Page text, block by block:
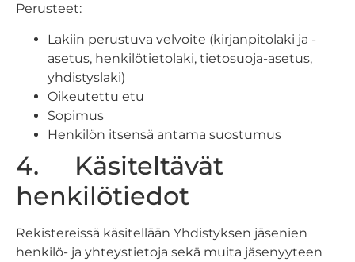
Perusteet:
Lakiin perustuva velvoite (kirjanpitolaki ja -
asetus, henkilötietolaki, tietosuoja-asetus,
yhdistyslaki)
Oikeutettu etu
Sopimus
Henkilön itsensä antama suostumus
4. Käsiteltävät
henkilötiedot
Rekistereissä käsitellään Yhdistyksen jäsenien
henkilö- ja yhteystietoja sekä muita jäsenyyteen